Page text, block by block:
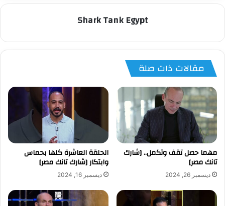
Shark Tank Egypt
مقالات ذات صلة
مهما حصل تقف وتكمل.. [شارك
تانك مصر]
ديسمبر 26, 2024
الحلقة العاشرة كلها بحماس
وابتكار [شارك تانك مصر]
ديسمبر 16, 2024